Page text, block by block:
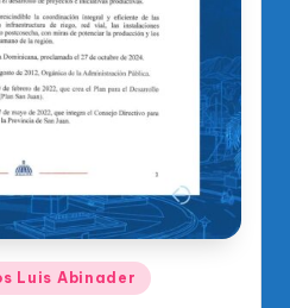
Luis Abinader